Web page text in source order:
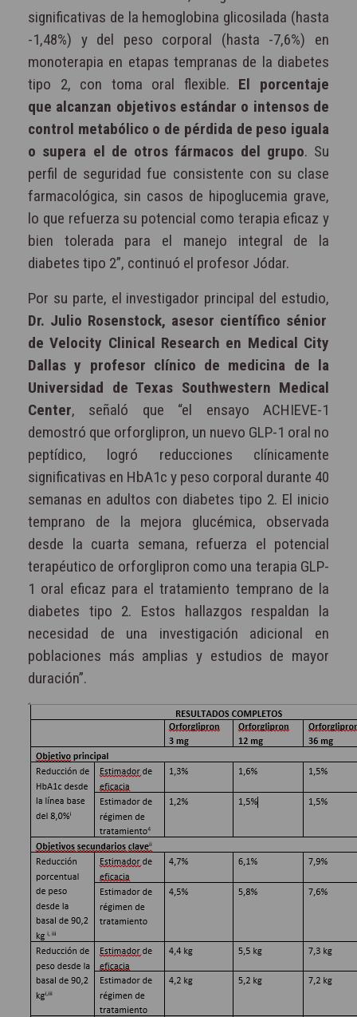
significativas de la hemoglobina glicosilada (hasta
-1,48%) y del peso corporal (hasta -7,6%) en
monoterapia en etapas tempranas de la diabetes
tipo 2, con toma oral flexible. El porcentaje
que alcanzan objetivos estándar o intensos de
control metabólico o de pérdida de peso iguala
o supera el de otros fármacos del grupo. Su
perfil de seguridad fue consistente con su clase
farmacológica, sin casos de hipoglucemia grave,
lo que refuerza su potencial como terapia eficaz y
bien tolerada para el manejo integral de la
diabetes tipo 2”, continuó el profesor Jódar.
Por su parte, el investigador principal del estudio,
Dr. Julio Rosenstock, asesor científico sénior
de Velocity Clinical Research en Medical City
Dallas y profesor clínico de medicina de la
Universidad de Texas Southwestern Medical
Center, señaló que “el ensayo ACHIEVE-1
demostró que orforglipron, un nuevo GLP-1 oral no
peptídico, logró reducciones clínicamente
significativas en HbA1c y peso corporal durante 40
semanas en adultos con diabetes tipo 2. El inicio
temprano de la mejora glucémica, observada
desde la cuarta semana, refuerza el potencial
terapéutico de orforglipron como una terapia GLP-
1 oral eficaz para el tratamiento temprano de la
diabetes tipo 2. Estos hallazgos respaldan la
necesidad de una investigación adicional en
poblaciones más amplias y estudios de mayor
duración”.